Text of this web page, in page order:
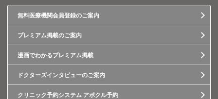
無料医療機関会員登録のご案内
プレミアム掲載のご案内
漫画でわかるプレミアム掲載
ドクターズインタビューのご案内
クリニック予約システム アポクル予約